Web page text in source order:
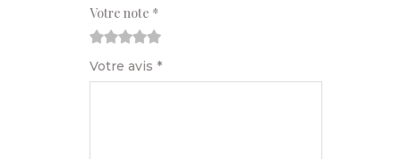
Votre note *
Votre avis *